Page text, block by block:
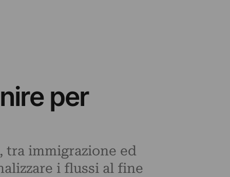
per
tra immigrazione ed
i flussi al fine